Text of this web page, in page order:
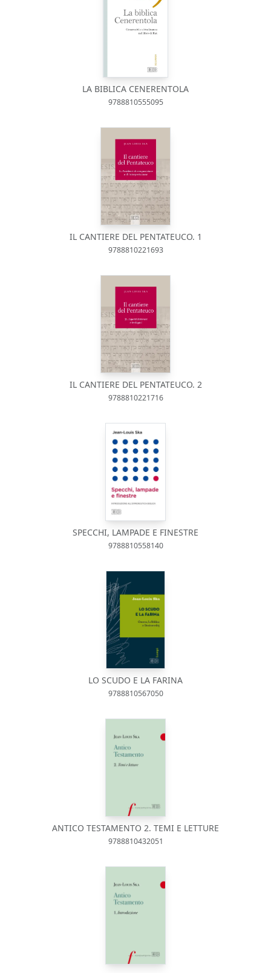
LA BIBLICA CENERENTOLA
9788810555095
IL CANTIERE DEL PENTATEUCO. 1
9788810221693
IL CANTIERE DEL PENTATEUCO. 2
9788810221716
SPECCHI, LAMPADE E FINESTRE
9788810558140
LO SCUDO E LA FARINA
9788810567050
ANTICO TESTAMENTO 2. TEMI E LETTURE
9788810432051